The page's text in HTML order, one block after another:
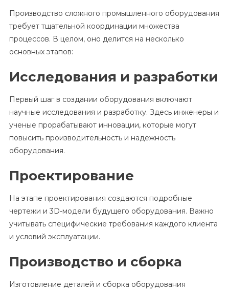
Производство сложного промышленного оборудования
требует тщательной координации множества
процессов. В целом, оно делится на несколько
основных этапов:
Исследования и разработки
Первый шаг в создании оборудования включают
научные исследования и разработку. Здесь инженеры и
ученые прорабатывают инновации, которые могут
повысить производительность и надежность
оборудования.
Проектирование
На этапе проектирования создаются подробные
чертежи и 3D-модели будущего оборудования. Важно
учитывать специфические требования каждого клиента
и условий эксплуатации.
Производство и сборка
Изготовление деталей и сборка оборудования